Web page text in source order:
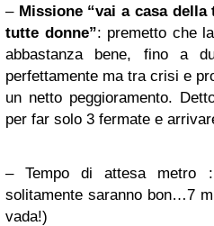
– Missione “vai a casa
tutte donne”: premetto che
abbastanza bene, fino a
perfettamente ma tra crisi e
un netto peggioramento.
per far solo 3 fermate e
– Tempo di attesa metro
solitamente saranno bon…7
vada!)